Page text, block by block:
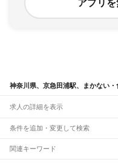
アプリ
神奈川県、京急田浦駅、まかない
求人の詳細を表示
条件を追加・変更して検索
市区町村を追加・変更
関連キーワード